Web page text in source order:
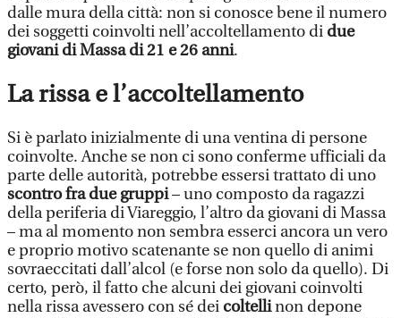
dalle mura della città: non si conosce bene il numero
dei soggetti coinvolti nell’accoltellamento di due
giovani di Massa di 21 e 26 anni.
La rissa e l’accoltellamento
Si è parlato inizialmente di una ventina di persone
coinvolte. Anche se non ci sono conferme ufficiali da
parte delle autorità, potrebbe essersi trattato di uno
scontro fra due gruppi– uno composto da ragazzi
della periferia di Viareggio, l’altro da giovani di Massa
– ma al momento non sembra esserci ancora un vero
e proprio motivo scatenante se non quello di animi
sovraeccitati dall’alcol (e forse non solo da quello). Di
certo, però, il fatto che alcuni dei giovani coinvolti
nella rissa avessero con sé dei coltellinon depone